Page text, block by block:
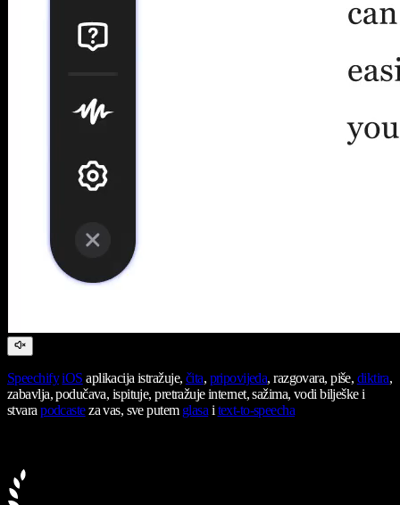
Speechify iOS aplikacija istražuje, čita, pripovijeda, razgovara, piše, diktira,
zabavlja, podučava, ispituje, pretražuje internet, sažima, vodi bilješke i
stvarapodcasteza vas, sve putem glasaitext-to-speecha